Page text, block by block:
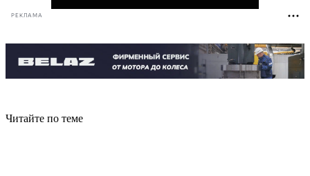
РЕКЛАМА
Читайте по теме